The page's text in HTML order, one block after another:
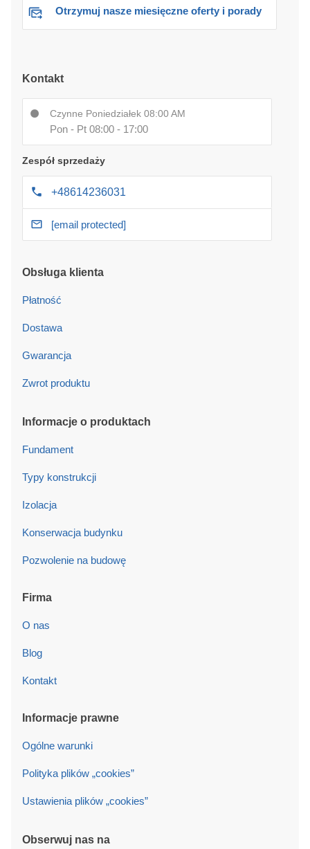
Otrzymuj nasze miesięczne oferty i porady
Kontakt
Czynne Poniedziałek 08:00 AM
Pon - Pt 08:00 - 17:00
Zespół sprzedaży
+48614236031
[email protected]
Obsługa klienta
Płatność
Dostawa
Gwarancja
Zwrot produktu
Informacje o produktach
Fundament
Typy konstrukcji
Izolacja
Konserwacja budynku
Pozwolenie na budowę
Firma
O nas
Blog
Kontakt
Informacje prawne
Ogólne warunki
Polityka plików „cookies”
Ustawienia plików „cookies”
Obserwuj nas na